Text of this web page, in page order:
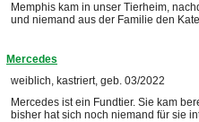
Memphis kam in unser Tierheim,
und niemand aus der Familie den
Mercedes
weiblich, kastriert, geb. 03/2022
Mercedes ist ein Fundtier. Sie kam
bisher hat sich noch niemand für sie